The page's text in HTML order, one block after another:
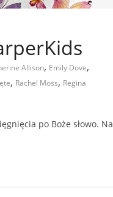
Allison, Emily Dove,
, Rachel Moss, Regina
po Boże słowo. Na